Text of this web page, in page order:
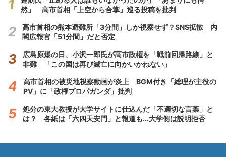
然」 高市首相「上空から合掌」巡る投稿を批判
高市首相の熊本避難所「3分間」しか視察せず？SNS拡散 内
閣広報官「51分間」だと否定
広島原爆の日、小沢一郎氏が高市政権を「戦前回帰路線」と
非難 「この国は再び滅亡に向かいかねない」
高市首相の被災地視察動画が炎上 BGM付き「総理が主役の
PV」に「政権プロパガンダ」批判
処分の東大教授が大学サイトに仕込んだ「不適切な言葉」と
は？ 各紙は「六四天安門」と報道も...大学側は説明拒否